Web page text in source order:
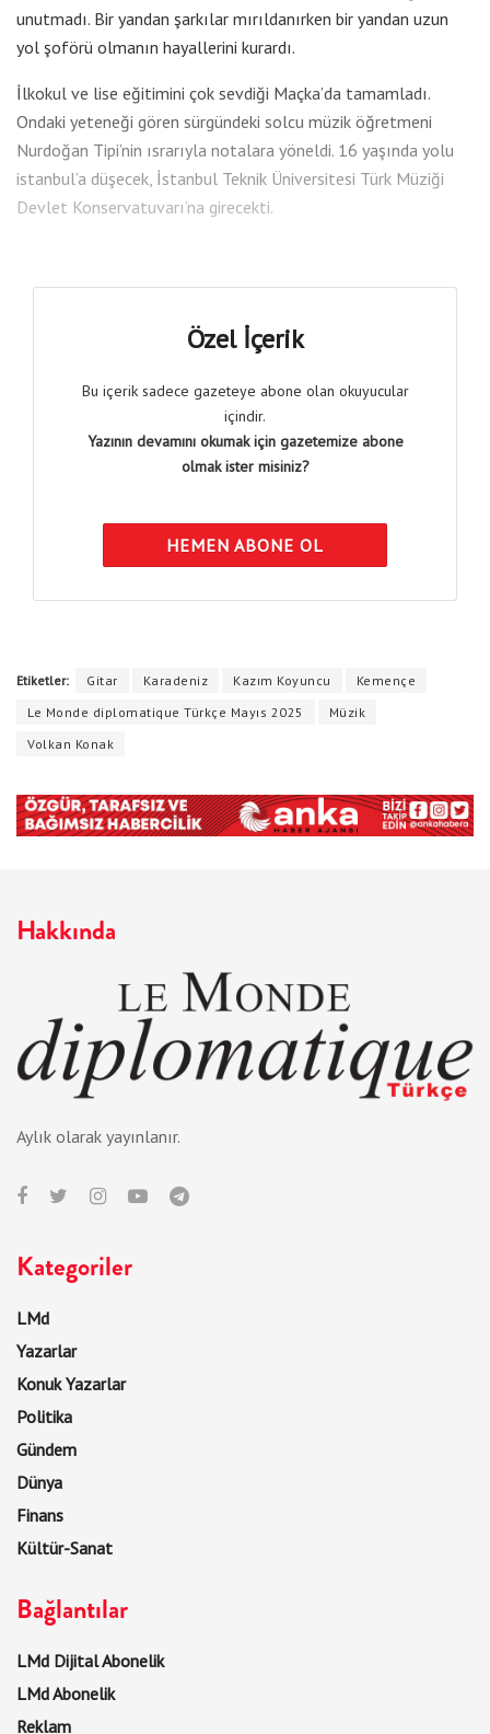
unutmadı. Bir yandan şarkılar mırıldanırken bir yandan uzun
yol şoförü olmanın hayallerini kurardı.
İlkokul ve lise eğitimini çok sevdiği Maçka’da tamamladı.
Ondaki yeteneği gören sürgündeki solcu müzik öğretmeni
Nurdoğan Tipi’nin ısrarıyla notalara yöneldi. 16 yaşında yolu
istanbul’a düşecek, İstanbul Teknik Üniversitesi Türk Müziği
Devlet Konservatuvarı’na girecekti.
Özel İçerik
Bu içerik sadece gazeteye abone olan okuyucular
içindir.
Yazının devamını okumak için gazetemize abone
olmak ister misiniz?
HEMEN ABONE OL
Etiketler: Gitar Karadeniz Kazım Koyuncu
Kemençe
Le Monde diplomatique Türkçe Mayıs 2025
Müzik
Volkan Konak
Hakkında
Aylık olarak yayınlanır.
Kategoriler
LMd
Yazarlar
Konuk Yazarlar
Politika
Gündem
Dünya
Finans
Kültür-Sanat
Bağlantılar
LMd Dijital Abonelik
LMd Abonelik
Reklam